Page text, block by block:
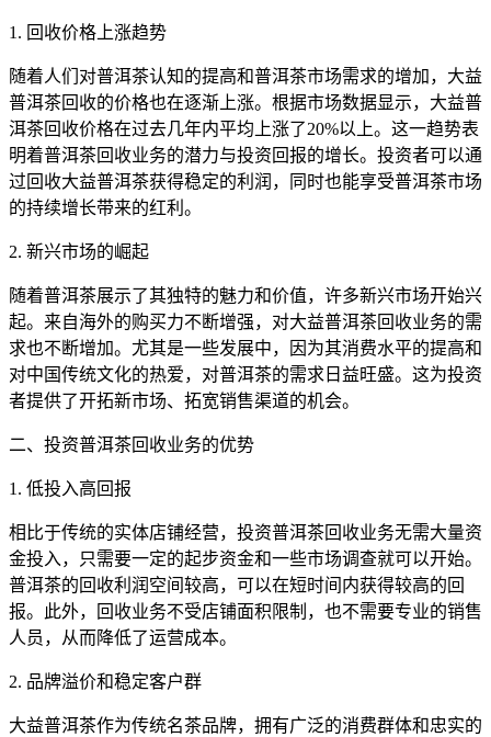
1. 回收价格上涨趋势
随着人们对普洱茶认知的提高和普洱茶市场需求的增加，大益
普洱茶回收的价格也在逐渐上涨。根据市场数据显示，大益普
洱茶回收价格在过去几年内平均上涨了20%以上。这一趋势表
明着普洱茶回收业务的潜力与投资回报的增长。投资者可以通
过回收大益普洱茶获得稳定的利润，同时也能享受普洱茶市场
的持续增长带来的红利。
2. 新兴市场的崛起
随着普洱茶展示了其独特的魅力和价值，许多新兴市场开始兴
起。来自海外的购买力不断增强，对大益普洱茶回收业务的需
求也不断增加。尤其是一些发展中，因为其消费水平的提高和
对中国传统文化的热爱，对普洱茶的需求日益旺盛。这为投资
者提供了开拓新市场、拓宽销售渠道的机会。
二、投资普洱茶回收业务的优势
1. 低投入高回报
相比于传统的实体店铺经营，投资普洱茶回收业务无需大量资
金投入，只需要一定的起步资金和一些市场调查就可以开始。
普洱茶的回收利润空间较高，可以在短时间内获得较高的回
报。此外，回收业务不受店铺面积限制，也不需要专业的销售
人员，从而降低了运营成本。
2. 品牌溢价和稳定客户群
大益普洱茶作为传统名茶品牌，拥有广泛的消费群体和忠实的